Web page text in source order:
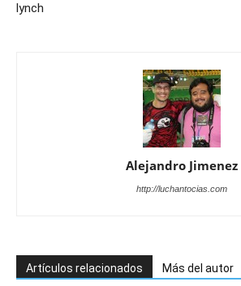
lynch
Alejandro Jimenez
http://luchantocias.com
Artículos relacionados Más del autor